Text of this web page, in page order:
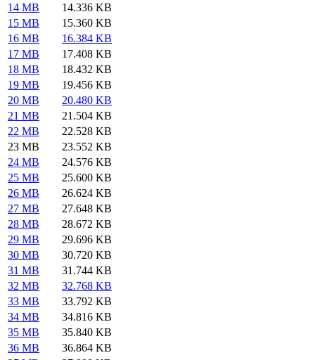
14 MB
14.336 KB
15 MB
15.360 KB
16 MB
16.384 KB
17 MB
17.408 KB
18 MB
18.432 KB
19 MB
19.456 KB
20 MB
20.480 KB
21 MB
21.504 KB
22 MB
22.528 KB
23 MB
23.552 KB
24 MB
24.576 KB
25 MB
25.600 KB
26 MB
26.624 KB
27 MB
27.648 KB
28 MB
28.672 KB
29 MB
29.696 KB
30 MB
30.720 KB
31 MB
31.744 KB
32 MB
32.768 KB
33 MB
33.792 KB
34 MB
34.816 KB
35 MB
35.840 KB
36 MB
36.864 KB